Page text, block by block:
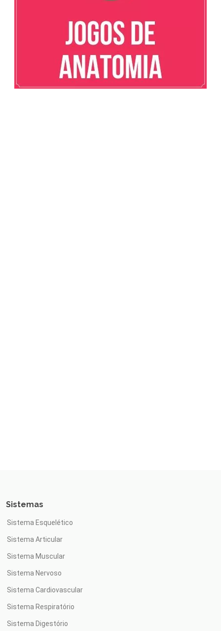
Sistemas
Sistema Esquelético
Sistema Articular
Sistema Muscular
Sistema Nervoso
Sistema Cardiovascular
Sistema Respiratório
Sistema Digestório